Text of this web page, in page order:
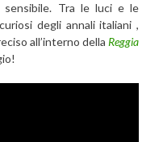
sensibile. Tra le luci e le
degli annali italiani ,
all’interno della Reggia